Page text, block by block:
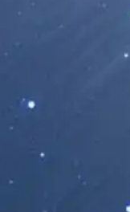
Una
Sol
El Sol
máximo el 8